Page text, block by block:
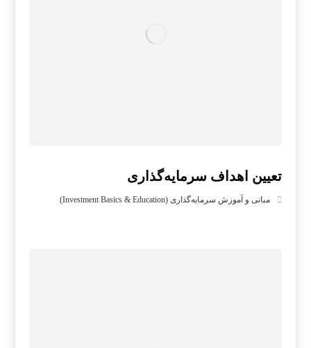
تعیین اهداف سرمایه‌گذاری
مبانی و آموزش سرمایه‌گذاری (Investment Basics & Education)